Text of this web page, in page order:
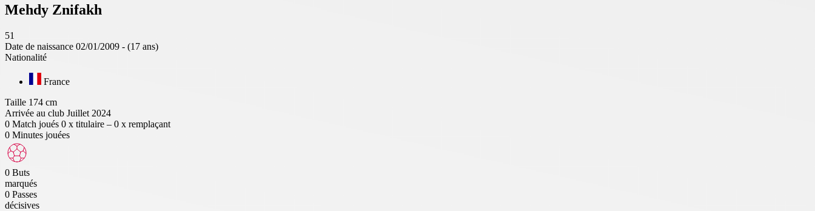
Mehdy Znifakh
51
Date de naissance 02/01/2009 - (17 ans)
Nationalité
France
Taille 174 cm
Arrivée au club Juillet 2024
0 Match joués 0 x titulaire – 0 x remplaçant
0 Minutes jouées
0 Buts
marqués
0 Passes
décisives